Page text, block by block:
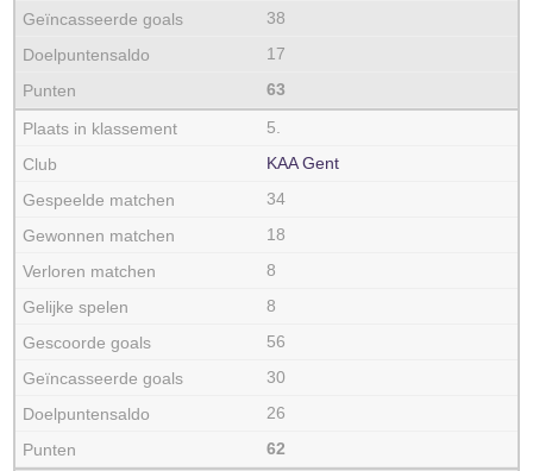
38
17
63
5.
KAA Gent
34
18
8
8
56
30
26
62